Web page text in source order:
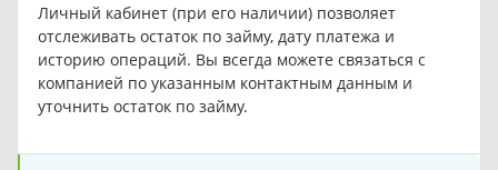
Личный кабинет (при его наличии) позволяет
отслеживать остаток по займу, дату платежа и
историю операций. Вы всегда можете связаться с
компанией по указанным контактным данным и
уточнить остаток по займу.